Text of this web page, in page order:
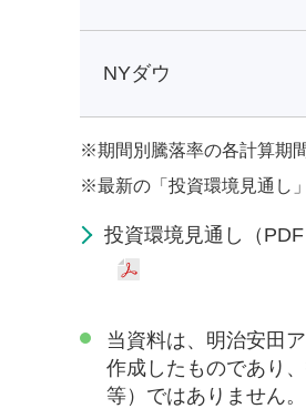
NYダウ
※期間別騰落率の各計算期
※最新の「投資環境見通し
投資環境見通し（PDF
当資料は、明治安田
作成したものであり
等）ではありません